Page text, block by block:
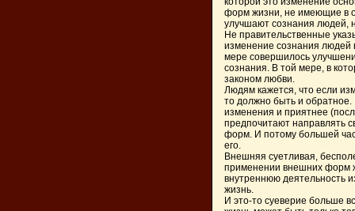
форм жизни, не имеющие в
улучшают сознания людей,
Не правительственные
изменение сознания людей
мере совершилось
сознания. В той мере, в
законом любви.
Людям кажется, что если
то должно быть и обратное.
изменения и приятнее
предпочитают направлять
форм. И потому большей
его.
Внешняя суетливая,
применении внешних форм
внутреннюю деятельность
жизнь.
И это-то суеверие больше